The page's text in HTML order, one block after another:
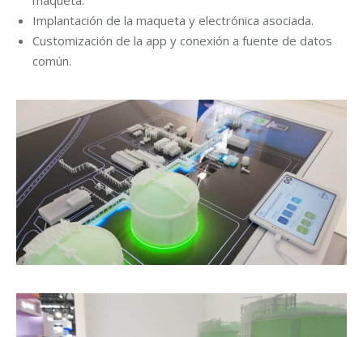
Implantación de la maqueta y electrónica asociada.
Customización de la app y conexión a fuente de datos
común.